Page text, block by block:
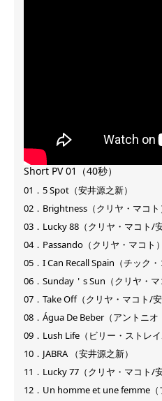
Short PV 01（40秒）
01．5 Spot（安井源之新）
02．Brightness（クリヤ・マコト
03．Lucky 88（クリヤ・マコト/
04．Passando（クリヤ・マコト）
05．I Can Recall Spain（チック・
06．Sunday＇s Sun（クリヤ・マ
07．Take Off（クリヤ・マコト/安
08．Água De Beber（アントニオ
09．Lush Life（ビリー・ストレイ
10．JABRA （安井源之新）
11．Lucky 77（クリヤ・マコト/
12．Un homme et une femme（